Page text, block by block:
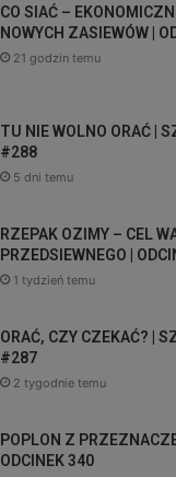
CO SIAĆ –
NOWYCH ZASIEWÓW |
21 godzin temu
TU NIE WOLNO ORAĆ |
#288
5 dni temu
RZEPAK OZIMY – CEL
PRZEDSIEWNEGO |
1 tydzień temu
ORAĆ, CZY CZEKAĆ? |
#287
2 tygodnie temu
POPLON Z
ODCINEK 340